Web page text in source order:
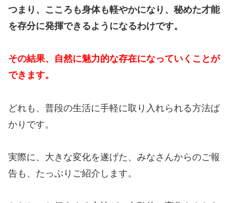
つまり、こころも身体も軽やかになり、秘めた才能
を存分に発揮できるようになるわけです。
その結果、自然に魅力的な存在になっていくことが
できます。
どれも、普段の生活に手軽に取り入れられる方法ば
かりです。
実際に、大きな変化を遂げた、みなさんからのご報
告も、たっぷりご紹介します。